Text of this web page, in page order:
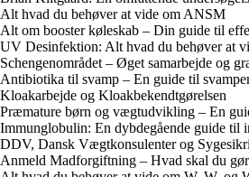
Alt hvad du behøver at vide om ANSM
Alt om booster køleskab – Din guide til
UV Desinfektion: Alt hvad du behøver at
Schengenområdet – Øget samarbejde og
Antibiotika til svamp – En guide til
Kloakarbejde og Kloakbekendtgørelsen
Præmature børn og vægtudvikling – En
Immunglobulin: En dybdegående guide til
DDV, Dansk Vægtkonsulenter og
Anmeld Madforgiftning – Hvad skal du